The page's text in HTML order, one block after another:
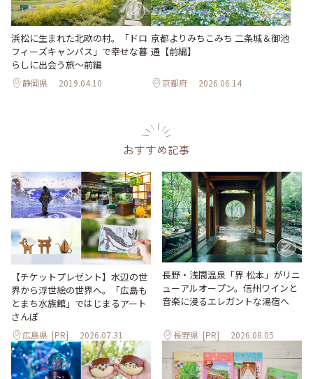
浜松に生まれた北欧の村。「ドロ
フィーズキャンパス」で幸せな暮
らしに出会う旅～前編
静岡県 2019.04.10
京都よりみちこみち 二条城＆御池
通【前編】
京都府 2026.06.14
おすすめ記事
【チケットプレゼント】水辺の世
界から浮世絵の世界へ。「広島も
とまち水族館」ではじまるアート
さんぽ
広島県 [PR] 2026.07.31
長野・浅間温泉「界 松本」がリニ
ューアルオープン。信州ワインと
音楽に浸るエレガントな湯宿へ
長野県 [PR] 2026.08.05